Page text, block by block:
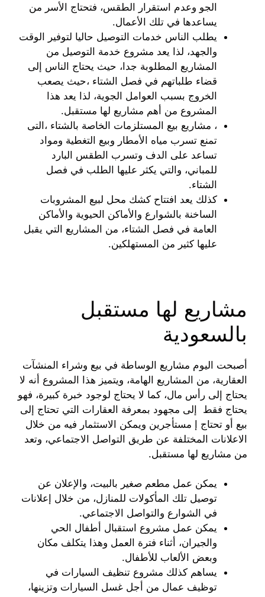
الجو وعدم استقرار الطقس، فتحتاج الأسر من
يساعدها في تلك الأعمال.
يطلب الناس خدمات التوصيل حاليا لتوفير الوقت
والجهد، لذا يعد مشروع خدمة التوصيل من
المشاريع المطلوبة جدا، حيث يحتاج الناس إلى
قضاء طلباتهم في فصل الشتاء ،حيث يصعب
الخروج بسبب العوامل الجوية، لذا يعد هذا
المشروع من أهم مشاريع لها مستقبل.
، مشاريع بيع المستلزمات الخاصة بالشتاء ،التى
تمنع تسرب مياه الأمطار وبيع التغطية ومواد
تساعد على الدف وتسرب الطقس البارد
للمباني، والتي يكثر عليها الطلب في فصل
الشتاء.
كذلك يعد افتتاح كشك محل لبيع المشروبات
الساخنة بالشوارع والأماكن الحيوية والأماكن
العامة في فصل الشتاء، من المشاريع التي يقبل
عليها كثير من المستهلكين.
مشاريع لها مستقبل
بالسعودية
أصبحت اليوم مشاريع الوساطة في بيع وشراء المنشآت
العقارية، من المشاريع الهامة، ويتميز هذا المشروع أنه لا
يحتاج إلى رأس مال، كما لا يحتاج لوجود خبرة كبيرة، فهو
يحتاج فقط إلى مجهود بمعرفة العقارات التي تحتاج إلى
بيع أو تحتاج إ مستأجرين ويمكن الاستثمار فيه من خلال
الاعلانات المختلفة عن طريق التواصل الاجتماعي، وتعد
من مشاريع لها مستقبل.
يمكن عمل مطعم صغير بالبيت، والإعلان عن
توصيل تلك المأكولات للمنازل، من خلال إعلانات
في الشوارع والتواصل الاجتماعي.
يمكن عمل مشروع استقبال أطفال الحي
والجيران، أثناء فترة العمل وهذا يتكلف مكان
وبعض الألعاب للأطفال.
يساهم كذلك مشروع تنظيف السيارات في
توظيف عمال من أجل غسل السيارات وتزينها،